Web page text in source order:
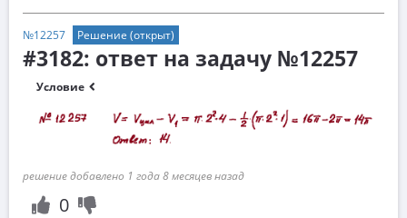
№12257 Решение (открыт)
#3182: ответ на задачу №12257
Условие
решение добавлено 1 года 8 месяцев назад
0